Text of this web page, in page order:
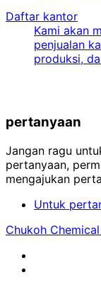
Daftar kantor
Kami akan
penjualan
produksi,
pertanyaan
Jangan ragu
pertanyaan,
mengajukan
Untuk
Chukoh